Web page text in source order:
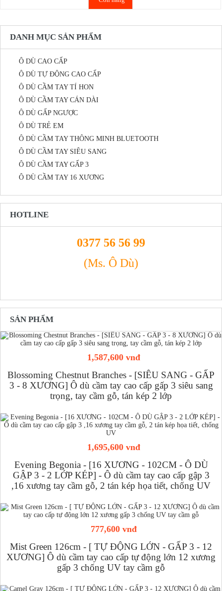
DANH MỤC SẢN PHẨM
Ô DÙ CAO CẤP
Ô DÙ TỰ ĐỘNG CAO CẤP
Ô DÙ CẦM TAY TÍ HON
Ô DÙ CẦM TAY CÁN DÀI
Ô DÙ GẤP NGƯỢC
Ô DÙ TRẺ EM
Ô DÙ CẦM TAY THÔNG MINH BLUETOOTH
Ô DÙ CẦM TAY SIÊU SANG
Ô DÙ CẦM TAY GẤP 3
Ô DÙ CẦM TAY 16 XƯƠNG
HOTLINE
0377 56 56 99
(Ms. Ô Dù)
SẢN PHẨM
1,587,600 vnđ
Blossoming Chestnut Branches - [SIÊU SANG - GẤP
3 - 8 XƯƠNG] Ô dù cầm tay cao cấp gấp 3 siêu sang
trọng, tay cầm gỗ, tán kép 2 lớp
1,695,600 vnđ
Evening Begonia - [16 XƯƠNG - 102CM - Ô DÙ
GẬP 3 - 2 LỚP KÉP] - Ô dù cầm tay cao cấp gập 3
,16 xương tay cầm gỗ, 2 tán kép họa tiết, chống UV
777,600 vnđ
Mist Green 126cm - [ TỰ ĐỘNG LỚN - GẤP 3 - 12
XƯƠNG] Ô dù cầm tay cao cấp tự động lớn 12 xương
gấp 3 chống UV tay cầm gỗ